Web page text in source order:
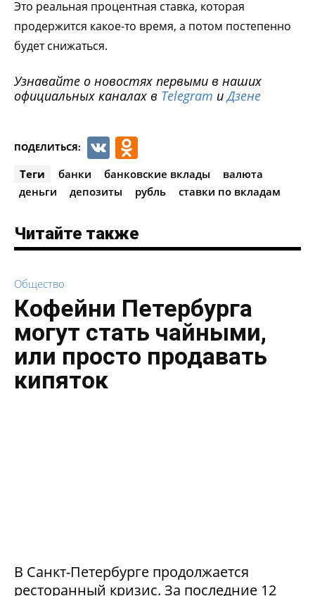
Это реальная процентная ставка, которая
продержится какое-то время, а потом постепенно
будет снижаться.
Узнавайте о новостях первыми в наших
официальных каналах в Telegram иДзене
ПОДЕЛИТЬСЯ: VK
Теги банки банковские вклады
валюта
деньги
депозиты рубль ставки по вкладам
Читайте также
Общество
Кофейни Петербурга
могут стать чайными,
или просто продавать
кипяток
В Санкт-Петербурге продолжается
ресторанный кризис. За последние 12